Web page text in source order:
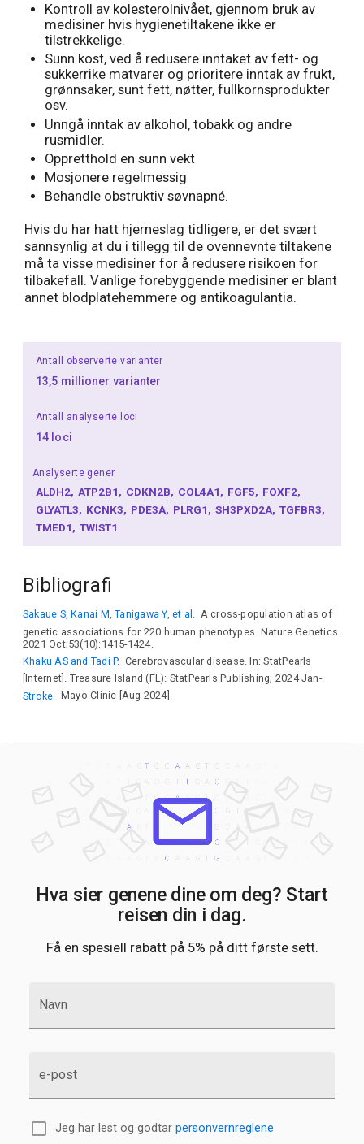
Kontroll av kolesterolnivået, gjennom bruk av
medisiner hvis hygienetiltakene ikke er
tilstrekkelige.
Sunn kost, ved å redusere inntaket av fett- og
sukkerrike matvarer og prioritere inntak av frukt,
grønnsaker, sunt fett, nøtter, fullkornsprodukter
osv.
Unngå inntak av alkohol, tobakk og andre
rusmidler.
Oppretthold en sunn vekt
Mosjonere regelmessig
Behandle obstruktiv søvnapné.
Hvis du har hatt hjerneslag tidligere, er det svært
sannsynlig at du i tillegg til de ovennevnte tiltakene
må ta visse medisiner for å redusere risikoen for
tilbakefall. Vanlige forebyggende medisiner er blant
annet blodplatehemmere og antikoagulantia.
Antall observerte varianter
13,5 millioner varianter
Antall analyserte loci
14 loci
Analyserte gener
ALDH2 ATP2B1 CDKN2B COL4A1 FGF5 FOXF2
GLYATL3 KCNK3 PDE3A PLRG1 SH3PXD2A TGFBR3
TMED1 TWIST1
Bibliografi
Sakaue S, Kanai M, Tanigawa Y, et al. A cross-population atlas of
genetic associations for 220 human phenotypes. Nature Genetics.
2021 Oct;53(10):1415-1424.
Khaku AS and Tadi P. Cerebrovascular disease. In: StatPearls
[Internet]. Treasure Island (FL): StatPearls Publishing; 2024 Jan-.
Stroke.
Mayo Clinic [Aug 2024].
Hva sier genene dine om deg? Start
reisen din i dag.
Få en spesiell rabatt på 5% på ditt første sett.
Navn
e-post
Jeg har lest og godtar personvernreglene